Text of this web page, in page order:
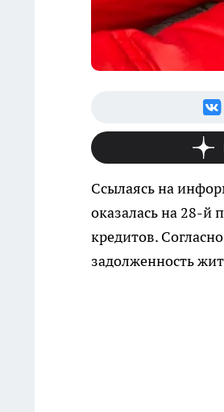
Ссылаясь на
оказалась на 28-й
кредитов.
задолженность